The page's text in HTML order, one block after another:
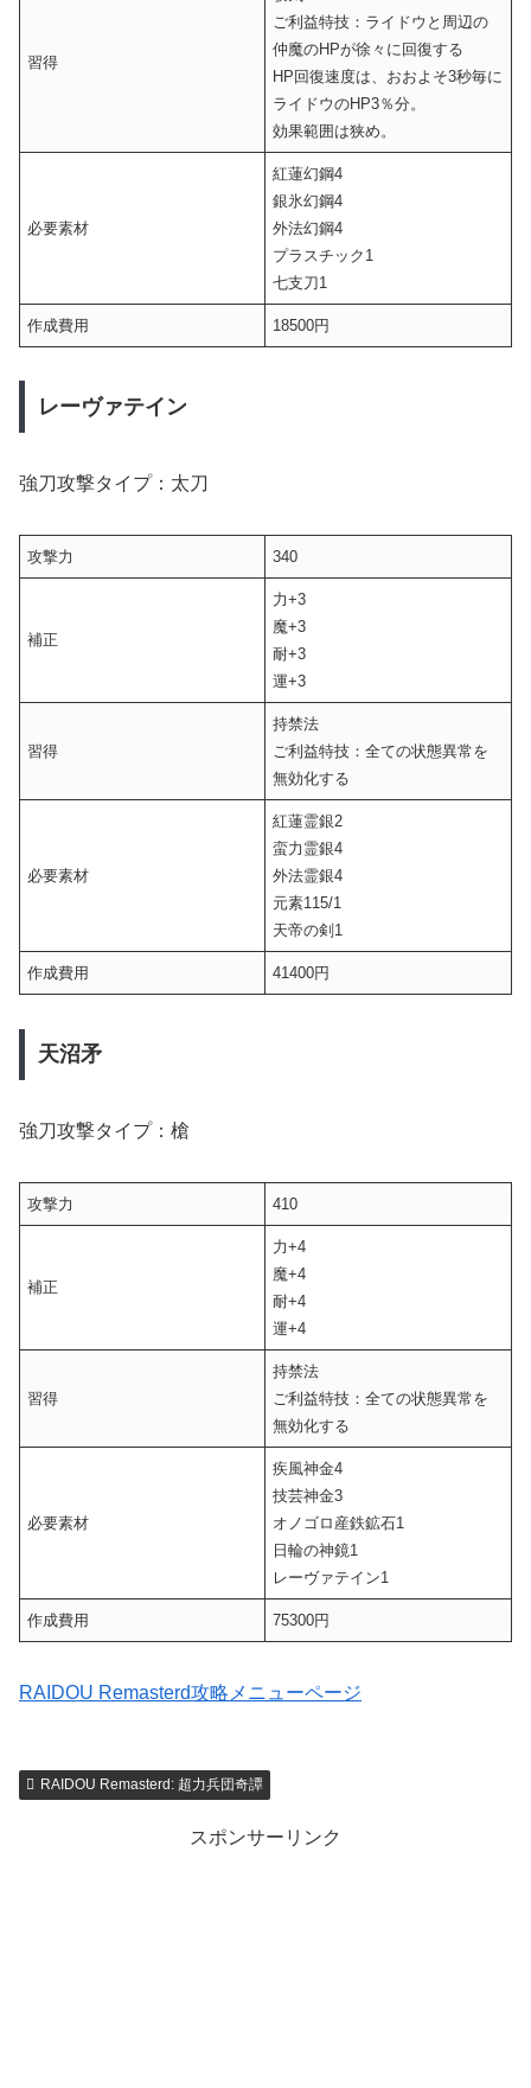
習得
ご利益特技：ライドウと周辺の
仲魔のHPが徐々に回復する
HP回復速度は、おおよそ3秒毎に
ライドウのHP3％分。
効果範囲は狭め。
必要素材
紅蓮幻鋼4
銀氷幻鋼4
外法幻鋼4
プラスチック1
七支刀1
作成費用 18500円
レーヴァテイン
強刀攻撃タイプ：太刀
攻撃力 340
補正
力+3
魔+3
耐+3
運+3
習得
持禁法
ご利益特技：全ての状態異常を
無効化する
必要素材
紅蓮霊銀2
蛮力霊銀4
外法霊銀4
元素115/1
天帝の剣1
作成費用 41400円
天沼矛
強刀攻撃タイプ：槍
攻撃力 410
補正
力+4
魔+4
耐+4
運+4
習得
持禁法
ご利益特技：全ての状態異常を
無効化する
必要素材
疾風神金4
技芸神金3
オノゴロ産鉄鉱石1
日輪の神鏡1
レーヴァテイン1
作成費用 75300円
RAIDOU Remasterd攻略メニューページ
RAIDOU Remasterd: 超力兵団奇譚
スポンサーリンク